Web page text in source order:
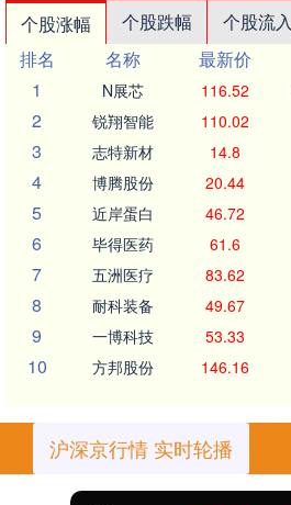
个股涨幅 个股跌幅 个股流入
排名
名称 最新价
1
N展芯 116.52
2 锐翔智能 110.02
3 志特新材 14.8
4 博腾股份 20.44
5 近岸蛋白 46.72
6 毕得医药 61.6
7 五洲医疗 83.62
8 耐科装备 49.67
9 一博科技 53.33
10 方邦股份 146.16
沪深京行情 实时轮播